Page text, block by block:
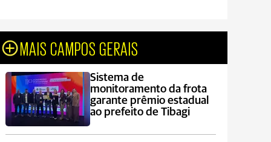
MAIS CAMPOS GERAIS
Sistema de
monitoramento da frota
garante prêmio estadual
ao prefeito de Tibagi